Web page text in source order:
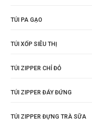
TÚI PA GẠO
TÚI XỐP SIÊU THỊ
TÚI ZIPPER CHỈ ĐỎ
TÚI ZIPPER ĐÁY ĐỨNG
TÚI ZIPPER ĐỰNG TRÀ SỮA